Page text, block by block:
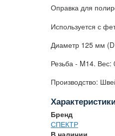
Оправка для
Используется с
Диаметр 125 мм
Резьба - M14. Вес:
Производство:
Бренд
СПЕКТР